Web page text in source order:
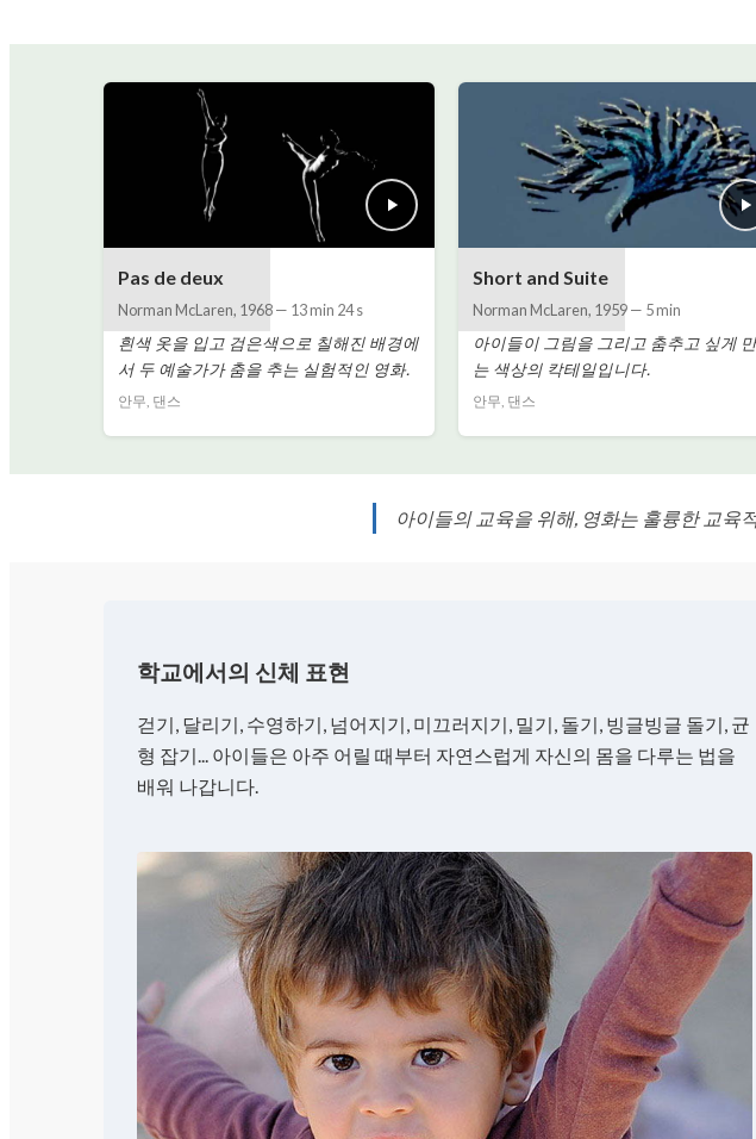
Pas de deux
Norman McLaren, 1968— 13 min 24 s
흰색 옷을 입고 검은색으로 칠해진 배경에
서 두 예술가가 춤을 추는 실험적인 영화.
안무, 댄스
Short and Suite
Norman McLaren, 1959— 5 min
아이들이 그림을 그리고 춤추고 싶게
는 색상의 칵테일입니다.
안무, 댄스
아이들의 교육을 위해, 영화는 훌륭한 교육
학교에서의 신체 표현
걷기, 달리기, 수영하기, 넘어지기, 미끄러지기, 밀기, 돌기, 빙글빙글 돌기, 균
형 잡기... 아이들은 아주 어릴 때부터 자연스럽게 자신의 몸을 다루는 법을
배워 나갑니다.